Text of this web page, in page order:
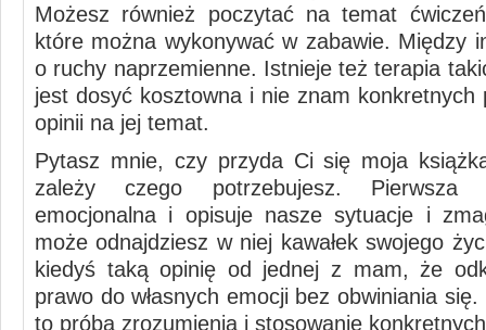
Możesz również poczytać na temat
które można wykonywać w zabawie. Między
o ruchy naprzemienne. Istnieje też terapia
jest dosyć kosztowna i nie znam konkretnych
opinii na jej temat.
Pytasz mnie, czy przyda Ci się moja
zależy czego potrzebujesz.
emocjonalna i opisuje nasze sytuacje i
może odnajdziesz w niej kawałek swojego
kiedyś taką opinię od jednej z mam, że
prawo do własnych emocji bez obwiniania
to próba zrozumienia i stosowanie